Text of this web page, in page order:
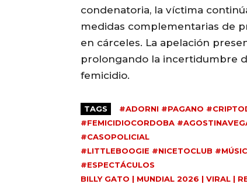
condenatoria, la víctima
medidas complementarias de
en cárceles. La apelación
prolongando la incertidumbre
femicidio.
TAGS
#ADORNI #PAGANO
#FEMICIDIOCORDOBA
#CASOPOLICIAL
#LITTLEBOOGIE #NICETOCLUB
#ESPECTÁCULOS
BILLY GATO | MUNDIAL 2026 | VIRAL |